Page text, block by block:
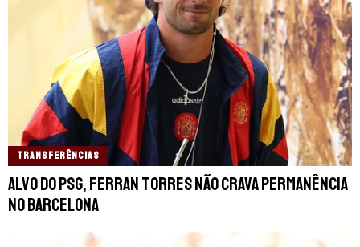
TRANSFERÊNCIAS
Alvo do PSG, Ferran Torres não crava permanência
no Barcelona